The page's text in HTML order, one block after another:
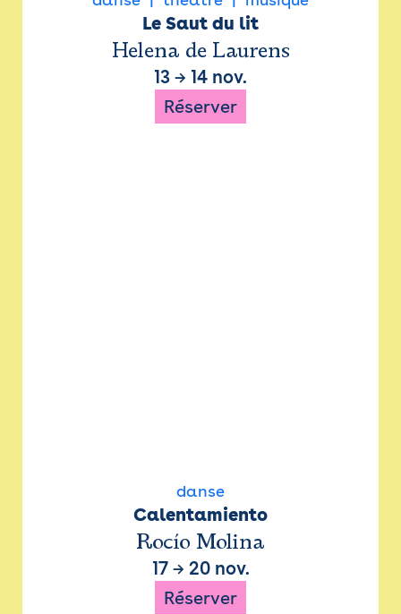
Le Saut du lit
Helena de Laurens
13 → 14 nov.
Réserver
danse
Calentamiento
Rocío Molina
17→ 20 nov.
Réserver